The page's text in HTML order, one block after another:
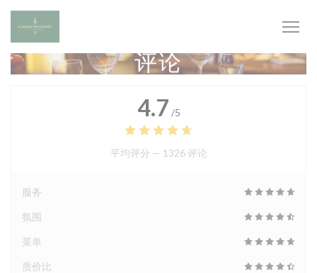
Cookie管理面板
评论
4.7 /5
平均评分 — 1326 评论
服务
氛围
菜单
质价比